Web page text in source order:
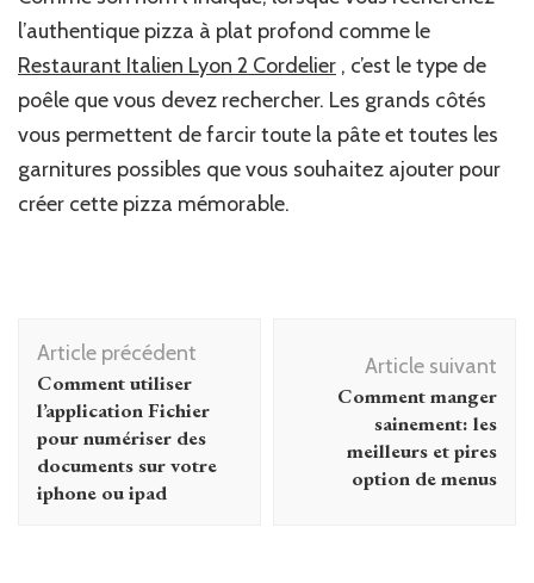
l’authentique pizza à plat profond comme le
Restaurant Italien Lyon 2 Cordelier , c’est le type de
poêle que vous devez rechercher. Les grands côtés
vous permettent de farcir toute la pâte et toutes les
garnitures possibles que vous souhaitez ajouter pour
créer cette pizza mémorable.
Navigation
d'article
Article précédent
Comment utiliser
l’application Fichier
pour numériser des
documents sur votre
iphone ou ipad
Article suivant
Comment manger
sainement: les
meilleurs et pires
option de menus